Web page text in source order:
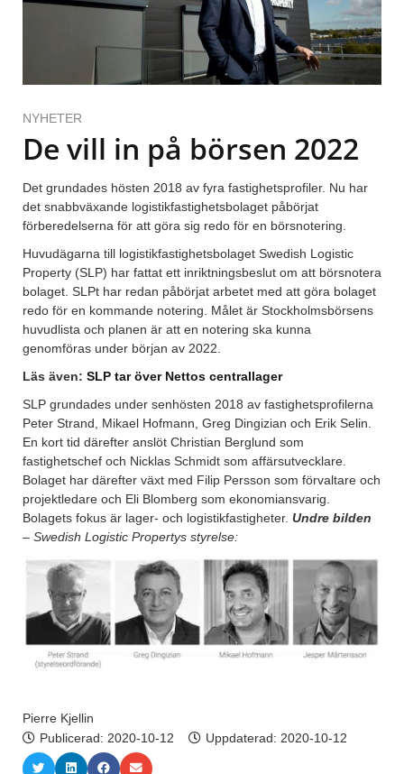
NYHETER
De vill in på börsen 2022
Det grundades hösten 2018 av fyra fastighetsprofiler. Nu har
det snabbväxande logistikfastighetsbolaget påbörjat
förberedelserna för att göra sig redo för en börsnotering.
Huvudägarna till logistikfastighetsbolaget Swedish Logistic
Property (SLP) har fattat ett inriktningsbeslut om att börsnotera
bolaget. SLPt har redan påbörjat arbetet med att göra bolaget
redo för en kommande notering. Målet är Stockholmsbörsens
huvudlista och planen är att en notering ska kunna
genomföras under början av 2022.
Läs även: SLP tar över Nettos centrallager
SLP grundades under senhösten 2018 av fastighetsprofilerna
Peter Strand, Mikael Hofmann, Greg Dingizian och Erik Selin.
En kort tid därefter anslöt Christian Berglund som
fastighetschef och Nicklas Schmidt som affärsutvecklare.
Bolaget har därefter växt med Filip Persson som förvaltare och
projektledare och Eli Blomberg som ekonomiansvarig.
Bolagets fokus är lager- och logistikfastigheter. Undre bilden
– Swedish Logistic Propertys styrelse:
Pierre Kjellin
Publicerad: 2020-10-12 Uppdaterad: 2020-10-12